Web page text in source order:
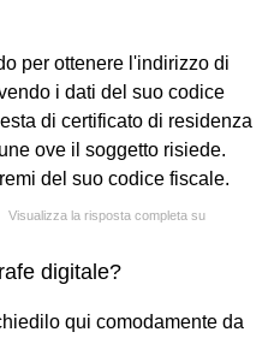
per ottenere l'indirizzo di
i dati del suo codice
di certificato di residenza
ove il soggetto risiede.
del suo codice fiscale.
Visualizza la risposta completa su
digitale?
qui comodamente da